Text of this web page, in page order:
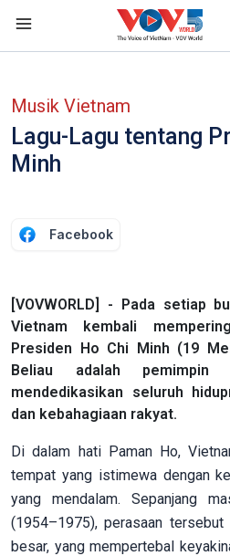
Musik Vietnam
Lagu-Lagu tentang
Minh
Facebook
[VOVWORLD] - Pada setiap
Vietnam kembali
Presiden Ho Chi Minh (19
Beliau adalah
mendedikasikan seluruh
dan kebahagiaan rakyat.
Di dalam hati Paman Ho,
tempat yang istimewa dengan
yang mendalam. Sepanjang
(1954–1975), perasaan
besar, yang mempertebal